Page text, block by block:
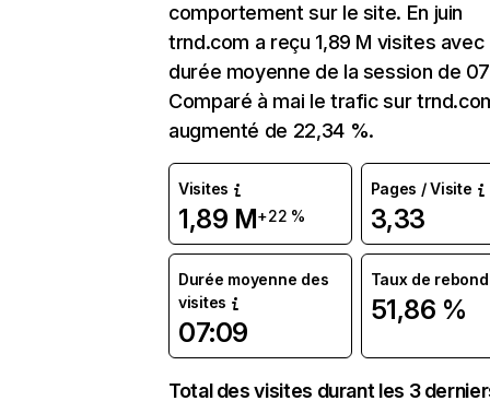
comportement sur le site. En juin
trnd.com a reçu 1,89 M visites avec
durée moyenne de la session de
Comparé à mai le trafic sur
augmenté de 22,34 %.
Visites
1,89 M+22 %
Pages / Visite
3,33
Durée moyenne des
visites
07:09
Taux de rebond
51,86 %
Total des visites durant les 3